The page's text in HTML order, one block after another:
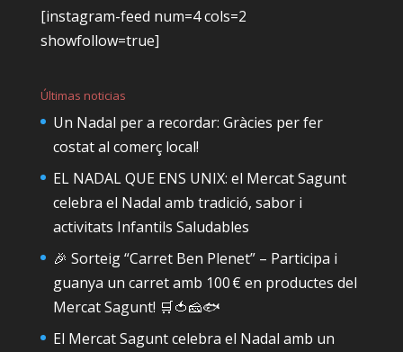
[instagram-feed num=4 cols=2
showfollow=true]
Últimas noticias
Un Nadal per a recordar: Gràcies per fer
costat al comerç local!
EL NADAL QUE ENS UNIX: el Mercat Sagunt
celebra el Nadal amb tradició, sabor i
activitats Infantils Saludables
🎉 Sorteig “Carret Ben Plenet” – Participa i
guanya un carret amb 100 € en productes del
Mercat Sagunt! 🛒🍅🧀🐟
El Mercat Sagunt celebra el Nadal amb un